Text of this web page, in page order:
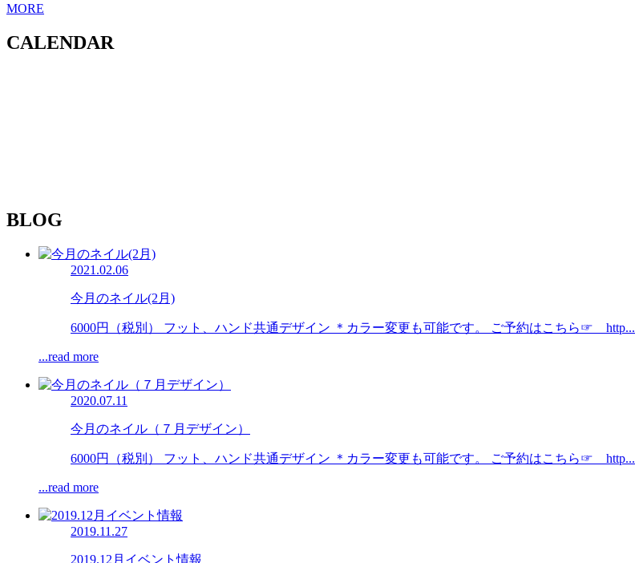
MORE
CALENDAR
BLOG
2021.02.06
今月のネイル(2月)
6000円（税別） フット、ハンド共通デザイン ＊カラー変更も可能です。 ご予約はこちら☞ http...
...read more
2020.07.11
今月のネイル（７月デザイン）
6000円（税別） フット、ハンド共通デザイン ＊カラー変更も可能です。 ご予約はこちら☞ http...
...read more
2019.11.27
2019.12月イベント情報